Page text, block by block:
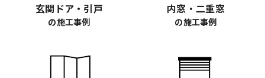
玄関ドア・引戸
の施工事例
内窓・二重窓
の施工事例